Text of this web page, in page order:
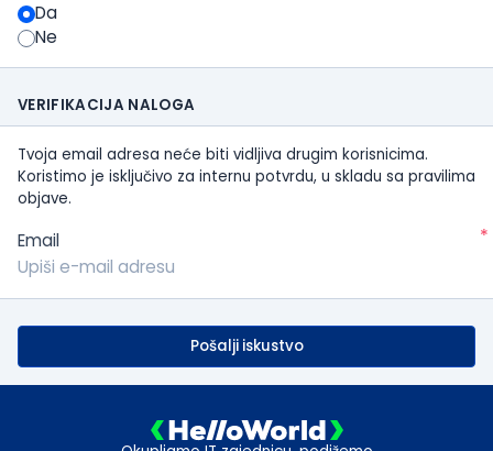
Da
Ne
VERIFIKACIJA NALOGA
Tvoja email adresa neće biti vidljiva drugim korisnicima.
Koristimo je isključivo za internu potvrdu, u skladu sa pravilima
objave.
Email *
Pošalji iskustvo